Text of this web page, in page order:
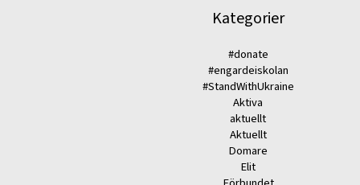
Kategorier
#donate
#engardeiskolan
#StandWithUkraine
Aktiva
aktuellt
Aktuellt
Domare
Elit